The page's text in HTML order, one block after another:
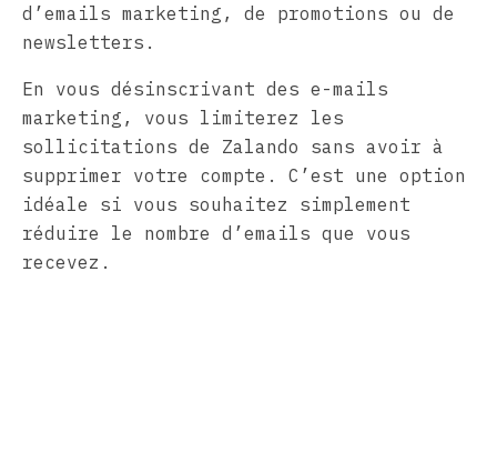
d’emails marketing, de promotions ou de
newsletters.
En vous désinscrivant des e-mails
marketing, vous limiterez les
sollicitations de Zalando sans avoir à
supprimer votre compte. C’est une option
idéale si vous souhaitez simplement
réduire le nombre d’emails que vous
recevez.